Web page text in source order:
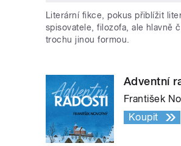
Literární fikce, pokus přiblížit
spisovatele, filozofa, ale hlavně
trochu jinou formou.
Adventní
František
Koupit